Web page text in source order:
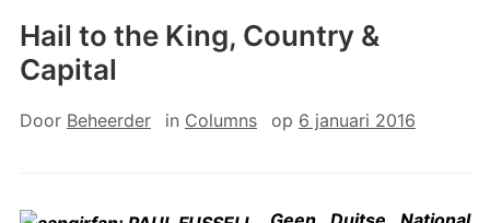
Hail to the King, Country &
Capital
Door Beheerder in Columns op 6 januari 2016